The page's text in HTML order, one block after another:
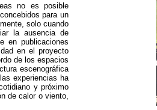
no es posible
para un
solo cuando
la ausencia de
en publicaciones
en el proyecto
de los espacios
escenográfica
experiencias ha
y próximo
de calor o viento,